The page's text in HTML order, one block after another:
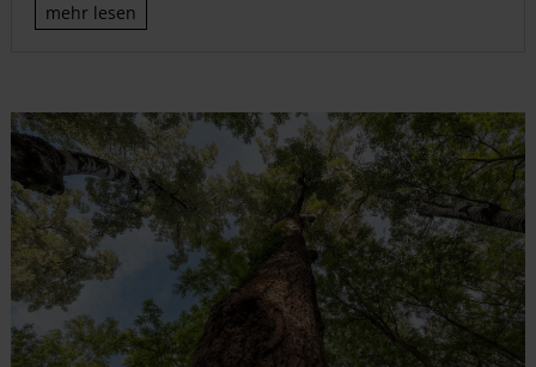
mehr lesen